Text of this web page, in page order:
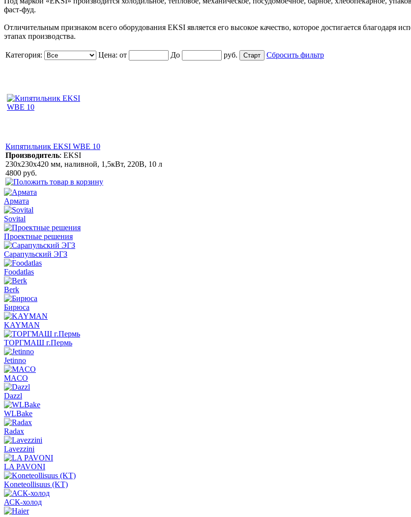
фаст-фуд.
Отличительным признаком всего оборудования EKSI является его высокое качество, которое достигается благодаря
этапах производства.
Категория: Цена: от До руб. Сбросить фильтр
Кипятильник EKSI WBE 10
Производитель: EKSI
230х230х420 мм, наливной, 1,5кВт, 220В, 10 л
4800 руб.
Армата
Sovital
Проектные решения
Сарапульский ЭГЗ
Foodatlas
Berk
Бирюса
KAYMAN
ТОРГМАШ г.Пермь
Jetinno
MACO
Dazzl
WLBake
Radax
Lavezzini
LA PAVONI
Koneteollisuus (KT)
АСК-холод